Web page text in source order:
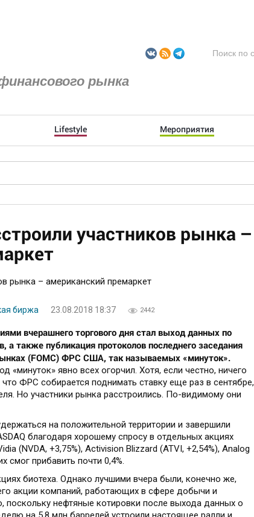
рынка
Lifestyle Мероприятия
участников рынка –
биржа 23.08.2018 18:37 2442
вчерашнего торгового дня стал выход данных по
также публикация протоколов последнего заседания
(FOMC) ФРС США, так называемых «минуток».
явно всех огорчил. Хотя, если честно, ничего
ФРС собирается поднимать ставку еще раз в сентябре,
Но участники рынка расстроились. По-видимому они
на положительной территории и завершили
благодаря хорошему спросу в отдельных акциях
(NVDA, +3,75%), Activision Blizzard (ATVI, +2,54%), Analog
смог прибавить почти 0,4%.
биотеха. Однако лучшими вчера были, конечно же,
акции компаний, работающих в сфере добычи и
поскольку нефтяные котировки после выхода данных о